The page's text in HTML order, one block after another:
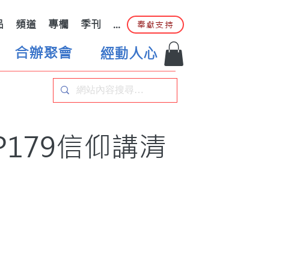
頻道 專欄 季刊 ... 奉獻支持
合辦聚會 經動人心
信仰講清